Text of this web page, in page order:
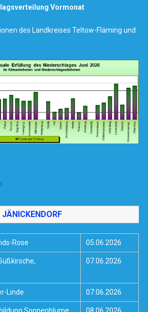
Vormonat
des Landkreises Teltow-Fläming und
JÄNICKENDORF
Rose 05.06.2026
07.06.2026
Linde 07.06.2026